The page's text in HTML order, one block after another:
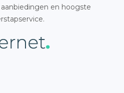
en hoogste